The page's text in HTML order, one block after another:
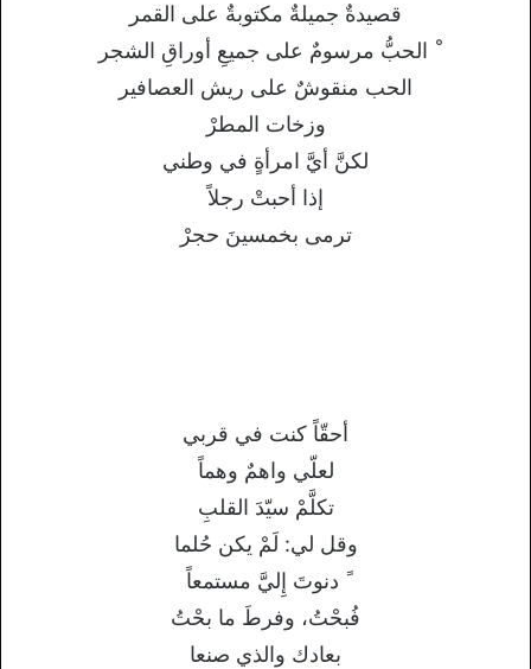
قصيدةٌ جميلةٌ مكتوبةٌ على القمر
ْ الحبُّ مرسومٌ على جميعِ أوراقِ الشجر
الحب منقوشٌ على ريش العصافير
وزخات المطرْ
لكنَّ أيَّ امرأةٍ في وطني
إذا أحبتْ رجلاً
ترمى بخمسينَ حجرْ
أحقّاً كنت في قربي
لعلّي واهمٌ وهماً
تكلَّمْ سيّدَ القلبِ
وقل لي: لَمْ يكن حُلما
ً دنوتَ إِليَّ مستمعاً
فُبحْتُ، وفرطَ ما بحْتُ
بعادك والذي صنعا